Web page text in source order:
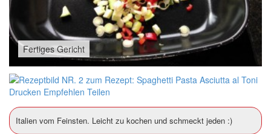
Fertiges Gericht
Drucken Empfehlen Teilen
Italien vom Feinsten. Leicht zu kochen und schmeckt jeden :)